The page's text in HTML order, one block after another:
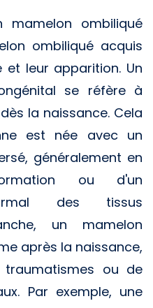
mamelon ombiliqué
ombiliqué acquis
et leur apparition. Un
se réfère à
la naissance. Cela
est née avec un
généralement en
ou d'un
des tissus
un mamelon
après la naissance,
ou de
Par exemple, une